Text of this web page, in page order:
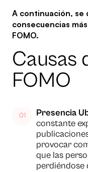
A continuación, se
consecuencias
FOMO.
Causas
FOMO
Presencia
constante
provocar
que las
perdiéndose